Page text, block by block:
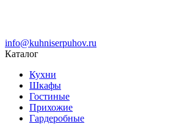
info@kuhniserpuhov.ru
Каталог
Кухни
Шкафы
Гостиные
Прихожие
Гардеробные